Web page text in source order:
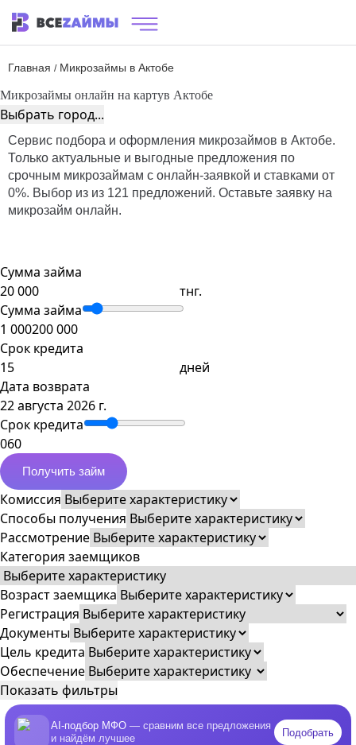
Главная / Микрозаймы в Актобе
Микрозаймы онлайн на картув Актобе
Выбрать город...
Сервис подбора и оформления микрозаймов в Актобе.
Только актуальные и выгодные предложения по
срочным микрозаймам с онлайн-заявкой и ставками от
0%. Выбор из из 121 предложений. Оставьте заявку на
микрозайм онлайн.
Сумма займа
тнг.
Сумма займа
1 000200 000
Срок кредита
дней
Дата возврата
22 августа 2026 г.
Срок кредита
060
Получить займ
Комиссия
Способы получения
Рассмотрение
Категория заемщиков
Возраст заемщика
Регистрация
Документы
Цель кредита
Обеспечение
Показать фильтры
AI-подбор МФО — сравним все предложения
и найдём лучшее
Подобрать